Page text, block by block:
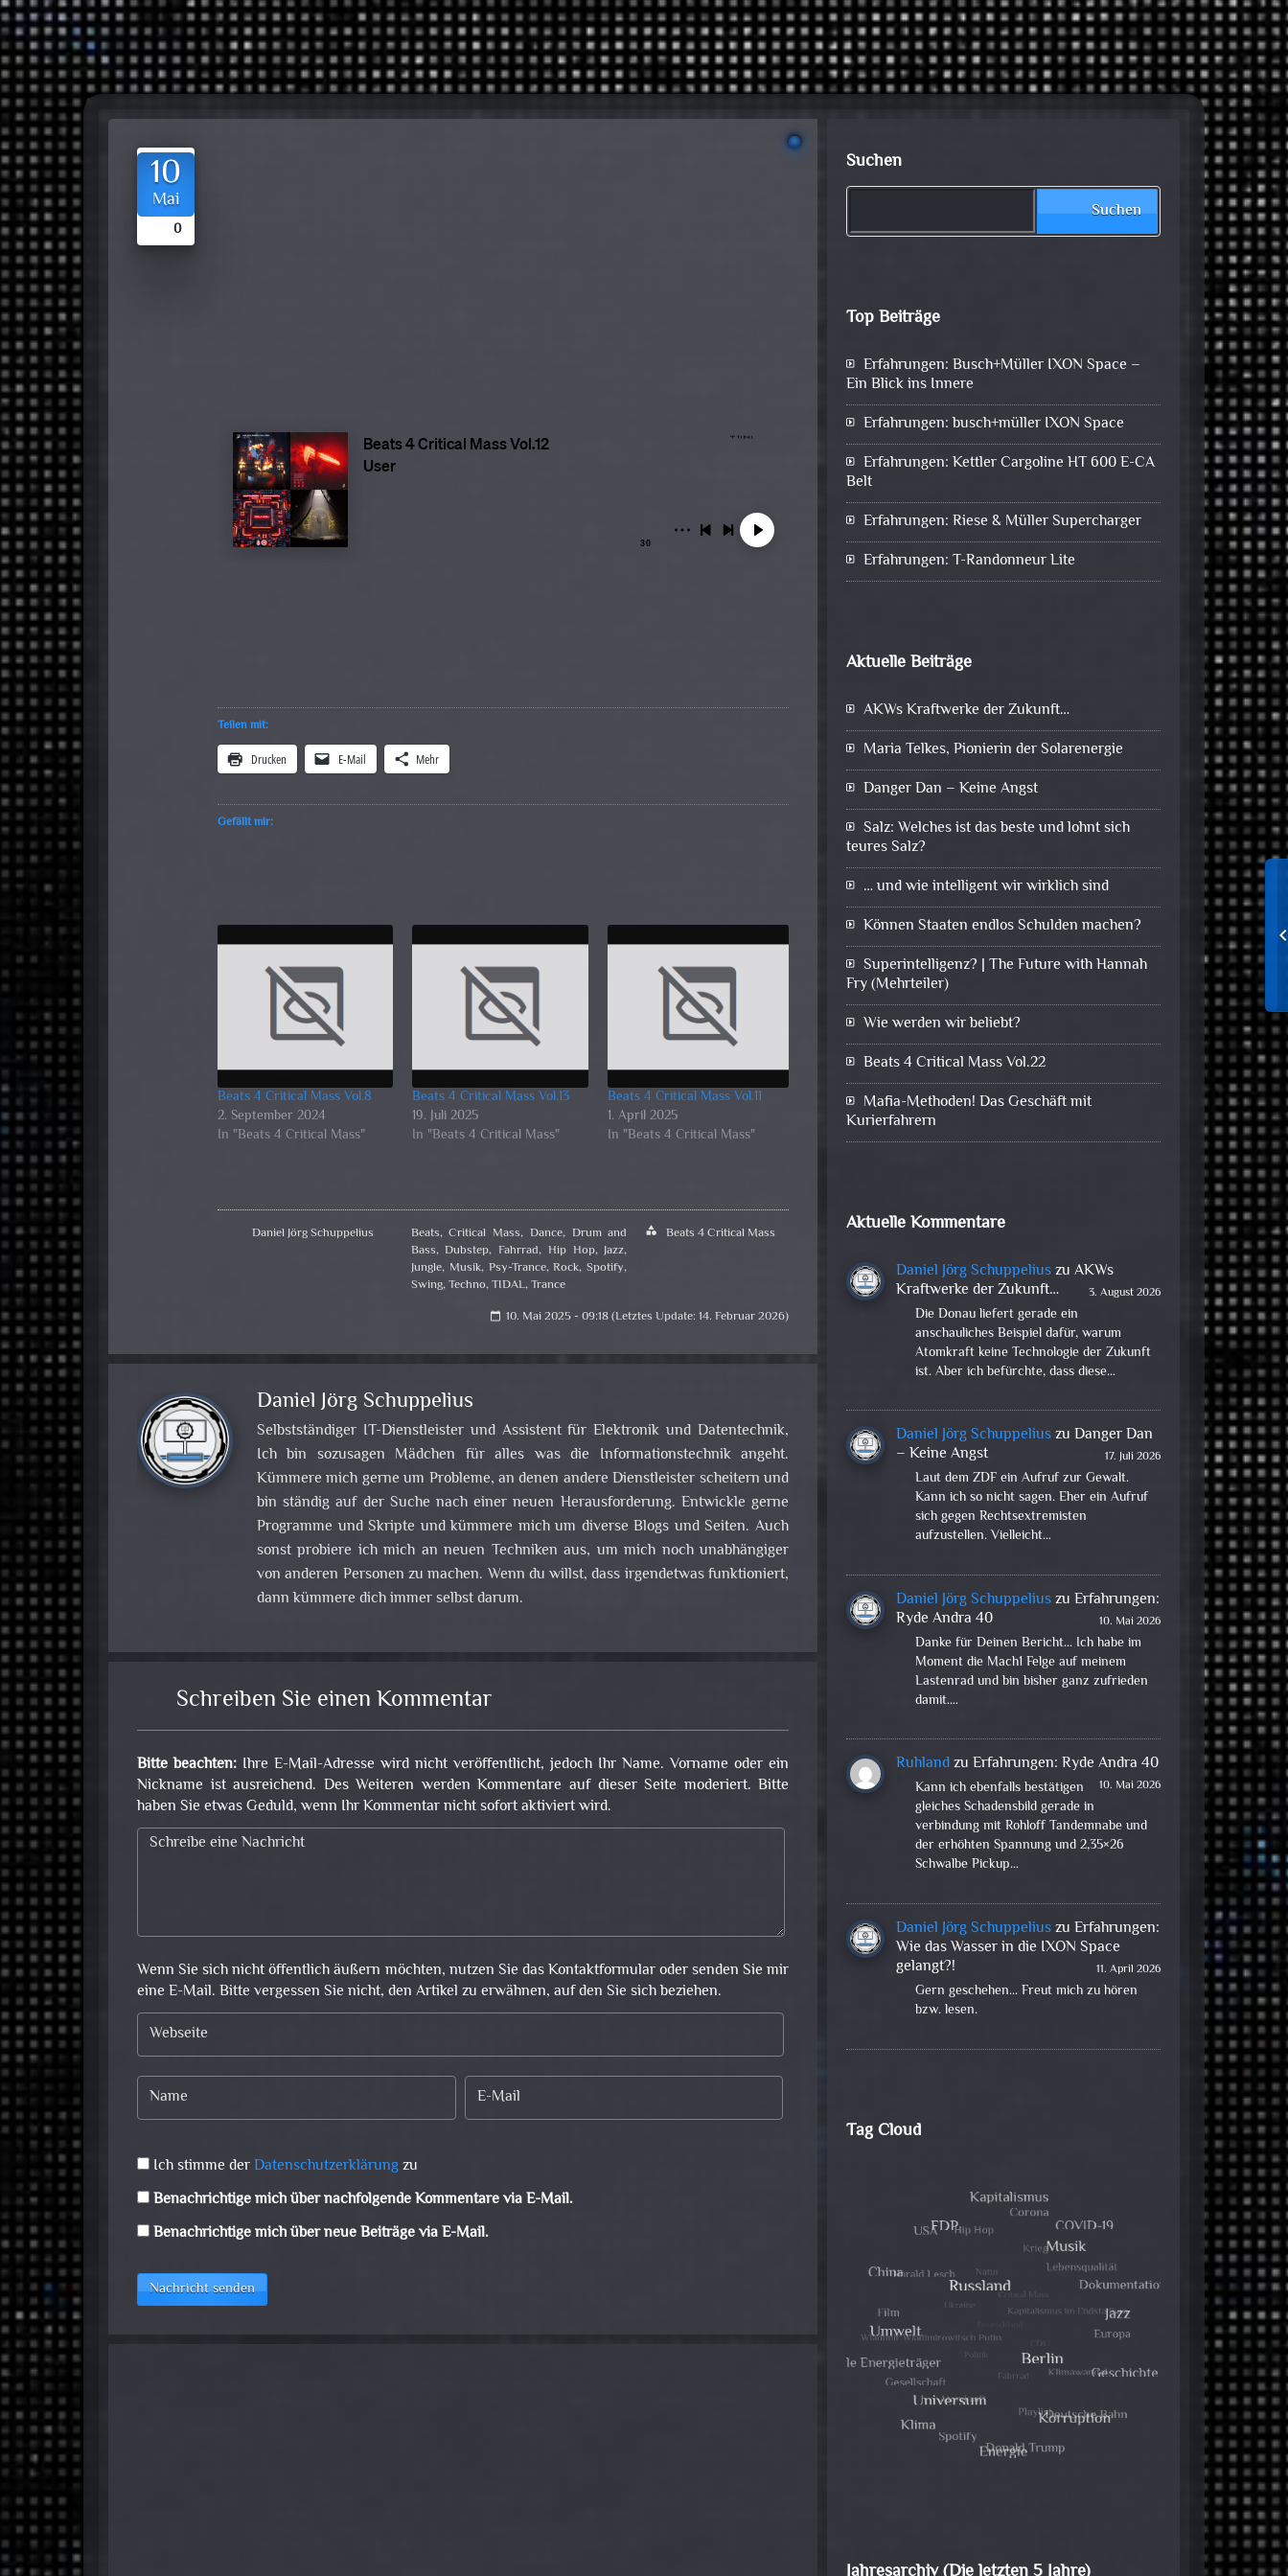
10
Mai
0
Teilen mit:
Drucken E-Mail Mehr
Gefällt mir:
Beats 4 Critical Mass Vol.8
2. September 2024
In "Beats 4 Critical Mass"
Beats 4 Critical Mass Vol.13
19. Juli 2025
In "Beats 4 Critical Mass"
Beats 4 Critical Mass Vol.11
1. April 2025
In "Beats 4 Critical Mass"
Daniel Jörg Schuppelius Beats,Critical Mass, Dance, Drum and
Bass,Dubstep,Fahrrad, Hip Hop,Jazz,
Jungle, Musik, Psy-Trance,Rock,Spotify,
Swing,Techno,TIDAL,Trance
category Beats 4 Critical Mass
calendar_today 10. Mai 2025 - 09:18 (Letztes Update: 14. Februar 2026)
Daniel Jörg Schuppelius
Selbstständiger IT-Dienstleister und Assistent für Elektronik und Datentechnik,
Ich bin sozusagen Mädchen für alles was die Informationstechnik angeht.
Kümmere mich gerne um Probleme, an denen andere Dienstleister scheitern und
bin ständig auf der Suche nach einer neuen Herausforderung. Entwickle gerne
Programme und Skripte und kümmere mich um diverse Blogs und Seiten. Auch
sonst probiere ich mich an neuen Techniken aus, um mich noch unabhängiger
von anderen Personen zu machen. Wenn du willst, dass irgendetwas funktioniert,
dann kümmere dich immer selbst darum.
Schreiben Sie einen Kommentar
Bitte beachten: Ihre E-Mail-Adresse wird nicht veröffentlicht, jedoch Ihr Name. Vorname oder ein
Nickname ist ausreichend. Des Weiteren werden Kommentare auf dieser Seite moderiert. Bitte
haben Sie etwas Geduld, wenn Ihr Kommentar nicht sofort aktiviert wird.
Wenn Sie sich nicht öffentlich äußern möchten, nutzen Sie das Kontaktformular oder senden Sie mir
eine E-Mail. Bitte vergessen Sie nicht, den Artikel zu erwähnen, auf den Sie sich beziehen.
Ich stimme derDatenschutzerklärungzu
Benachrichtige mich über nachfolgende Kommentare via E-Mail.
Benachrichtige mich über neue Beiträge via E-Mail.
Nachricht senden
Suchen
Suchen
Top Beiträge
Erfahrungen: Busch+Müller IXON Space –
Ein Blick ins Innere
Erfahrungen: busch+müller IXON Space
Erfahrungen: Kettler Cargoline HT 600 E-CA
Belt
Erfahrungen: Riese & Müller Supercharger
Erfahrungen: T-Randonneur Lite
Aktuelle Beiträge
AKWs Kraftwerke der Zukunft…
Maria Telkes, Pionierin der Solarenergie
Danger Dan – Keine Angst
Salz: Welches ist das beste und lohnt sich
teures Salz?
… und wie intelligent wir wirklich sind
Können Staaten endlos Schulden machen?
Superintelligenz? | The Future with Hannah
Fry (Mehrteiler)
Wie werden wir beliebt?
Beats 4 Critical Mass Vol.22
Mafia-Methoden! Das Geschäft mit
Kurierfahrern
Aktuelle Kommentare
Daniel Jörg SchuppeliuszuAKWs
Kraftwerke der Zukunft…
3. August 2026
Die Donau liefert gerade ein
anschauliches Beispiel dafür, warum
Atomkraft keine Technologie der Zukunft
ist. Aber ich befürchte, dass diese…
Daniel Jörg SchuppeliuszuDanger Dan
– Keine Angst
17. Juli 2026
Laut dem ZDF ein Aufruf zur Gewalt.
Kann ich so nicht sagen. Eher ein Aufruf
sich gegen Rechtsextremisten
aufzustellen. Vielleicht…
Daniel Jörg SchuppeliuszuErfahrungen:
Ryde Andra 40
10. Mai 2026
Danke für Deinen Bericht... Ich habe im
Moment die Mach1 Felge auf meinem
Lastenrad und bin bisher ganz zufrieden
damit.…
RuhlandzuErfahrungen: Ryde Andra 40
10. Mai 2026
Kann ich ebenfalls bestätigen
gleiches Schadensbild gerade in
verbindung mit Rohloff Tandemnabe und
der erhöhten Spannung und 2,35×26
Schwalbe Pickup…
Daniel Jörg SchuppeliuszuErfahrungen:
Wie das Wasser in die IXON Space
gelangt?!
11. April 2026
Gern geschehen... Freut mich zu hören
bzw. lesen.
Tag Cloud